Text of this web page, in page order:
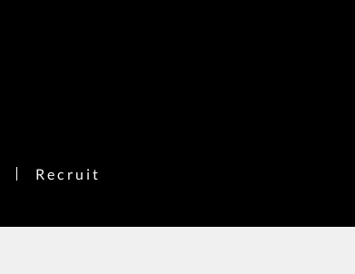
Recruit